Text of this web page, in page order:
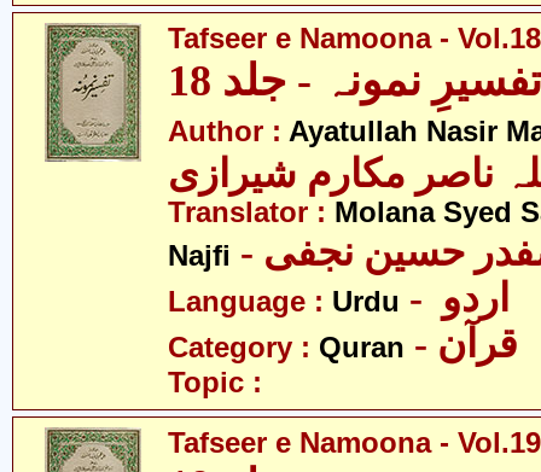
Tafseer e Namoona - Vol.18
تفسیرِ نمونہ - جلد 18
Author : Ayatullah Nasir
ناصر مکارم شیرازی
Translator : Molana Syed
Najfi
صفدر حسین نجفی
Language : Urdu
Category : Quran - قرآن
Topic :
Tafseer e Namoona - Vol.19